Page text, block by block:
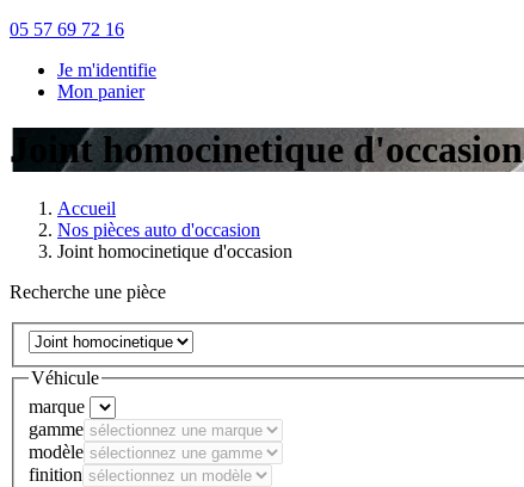
05 57 69 72 16
Je m'identifie
Mon panier
Joint homocinetique d'occasion
Accueil
Nos pièces auto d'occasion
Joint homocinetique d'occasion
Recherche une pièce
Véhicule
marque
gamme
modèle
finition